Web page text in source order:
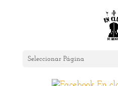
Seleccionar Página